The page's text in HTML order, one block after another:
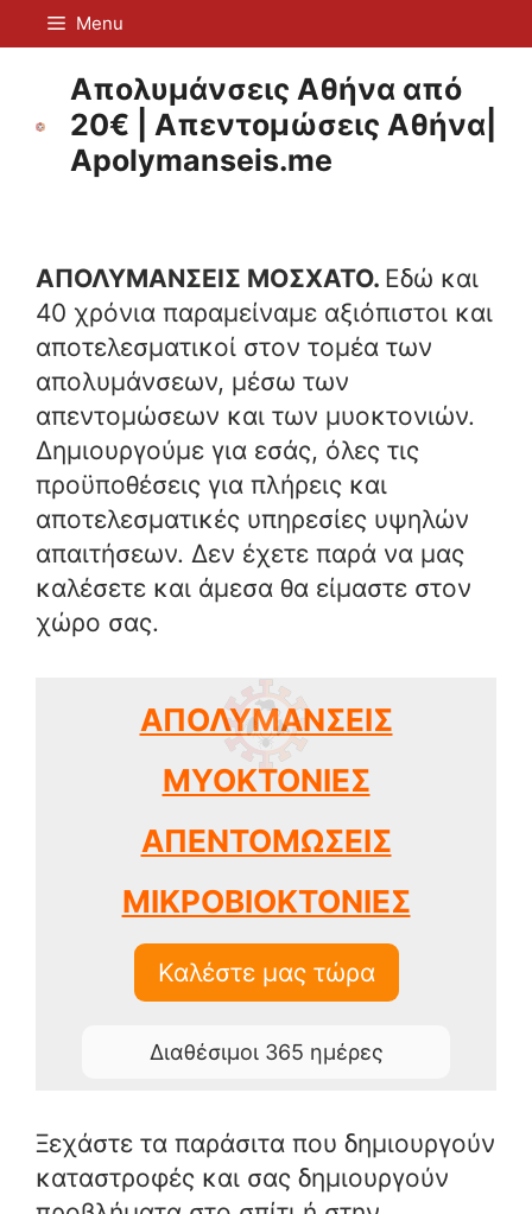
Μετάβαση
σε
περιεχόμενο
Menu
Απολυμάνσεις Αθήνα από
20€ | Απεντομώσεις Αθήνα|
Apolymanseis.me
ΑΠΟΛΥΜΑΝΣΕΙΣ ΜΟΣΧΑΤΟ. Εδώ και
40 χρόνια παραμείναμε αξιόπιστοι και
αποτελεσματικοί στον τομέα των
απολυμάνσεων, μέσω των
απεντομώσεων και των μυοκτονιών.
Δημιουργούμε για εσάς, όλες τις
προϋποθέσεις για πλήρεις και
αποτελεσματικές υπηρεσίες υψηλών
απαιτήσεων. Δεν έχετε παρά να μας
καλέσετε και άμεσα θα είμαστε στον
χώρο σας.
ΑΠΟΛΥΜΑΝΣΕΙΣ
ΜΥΟΚΤΟΝΙΕΣ
ΑΠΕΝΤΟΜΩΣΕΙΣ
ΜΙΚΡΟΒΙΟΚΤΟΝΙΕΣ
Καλέστε μας τώρα
Διαθέσιμοι 365 ημέρες
Ξεχάστε τα παράσιτα που δημιουργούν
καταστροφές και σας δημιουργούν